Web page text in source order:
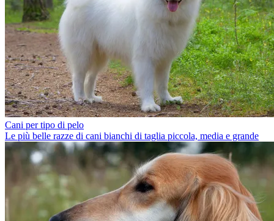
Cani per tipo di pelo
Le più belle razze di cani bianchi di taglia piccola, media e grande